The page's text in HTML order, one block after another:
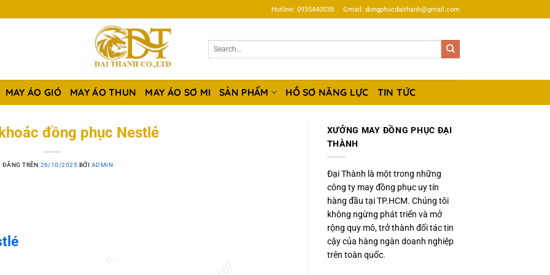
Hotline: 0935440038 Gmail: dongphucdaithanh@gmail.com
MAY ÁO GIÓ MAY ÁO THUN MAY ÁO SƠ MI SẢN PHẨM HỒ SƠ NĂNG LỰC TIN TỨC
đồng phục Nestlé
ĐĂNG TRÊN 26/10/2025 BỞI ADMIN
XƯỞNG MAY ĐỒNG PHỤC ĐẠI
THÀNH
Đại Thành là một trong những
công ty may đồng phục uy tín
hàng đầu tại TP.HCM. Chúng tôi
không ngừng phát triển và mở
rộng quy mô, trở thành đối tác tin
cậy của hàng ngàn doanh nghiệp
trên toàn quốc.